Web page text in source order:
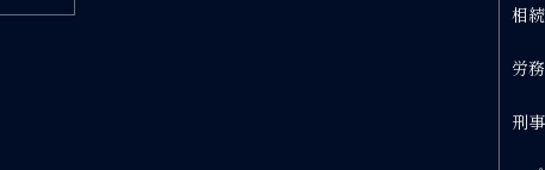
相
労
刑